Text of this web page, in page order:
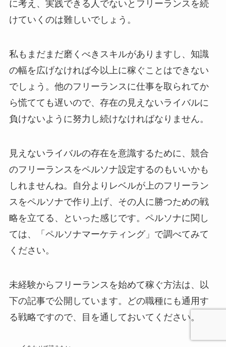
に考え、実践できる人でないとフリーランスを続
けていくのは難しいでしょう。
私もまだまだ磨くべきスキルがありますし、知識
の幅を広げなければ今以上に稼ぐことはできない
でしょう。他のフリーランスに仕事を取られてか
ら慌てても遅いので、存在の見えないライバルに
負けないように努力し続けなければなりません。
見えないライバルの存在を意識するために、競合
のフリーランスをペルソナ設定するのもいいかも
しれませんね。自分よりレベルが上のフリーラン
スをペルソナで作り上げ、その人に勝つための戦
略を立てる、といった感じです。ペルソナに関し
ては、「ペルソナマーケティング」で調べてみて
ください。
未経験からフリーランスを始めて稼ぐ方法は、以
下の記事で公開しています。どの職種にも通用す
る戦略ですので、目を通しておいてください。